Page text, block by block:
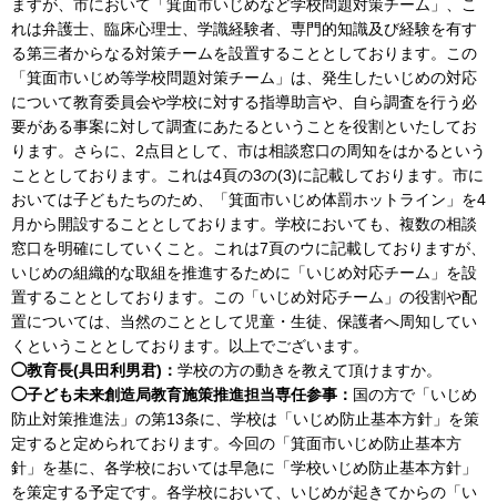
ますが、市において「箕面市いじめなど学校問題対策チーム」、こ
れは弁護士、臨床心理士、学識経験者、専門的知識及び経験を有す
る第三者からなる対策チームを設置することとしております。この
「箕面市いじめ等学校問題対策チーム」は、発生したいじめの対応
について教育委員会や学校に対する指導助言や、自ら調査を行う必
要がある事案に対して調査にあたるということを役割といたしてお
ります。さらに、2点目として、市は相談窓口の周知をはかるという
こととしております。これは4頁の3の(3)に記載しております。市に
おいては子どもたちのため、「箕面市いじめ体罰ホットライン」を4
月から開設することとしております。学校においても、複数の相談
窓口を明確にしていくこと。これは7頁のウに記載しておりますが、
いじめの組織的な取組を推進するために「いじめ対応チーム」を設
置することとしております。この「いじめ対応チーム」の役割や配
置については、当然のこととして児童・生徒、保護者へ周知してい
くということとしております。以上でございます。
◯教育長(具田利男君)： 学校の方の動きを教えて頂けますか。
◯子ども未来創造局教育施策推進担当専任参事： 国の方で「いじめ
防止対策推進法」の第13条に、学校は「いじめ防止基本方針」を策
定すると定められております。今回の「箕面市いじめ防止基本方
針」を基に、各学校においては早急に「学校いじめ防止基本方針」
を策定する予定です。各学校において、いじめが起きてからの「い